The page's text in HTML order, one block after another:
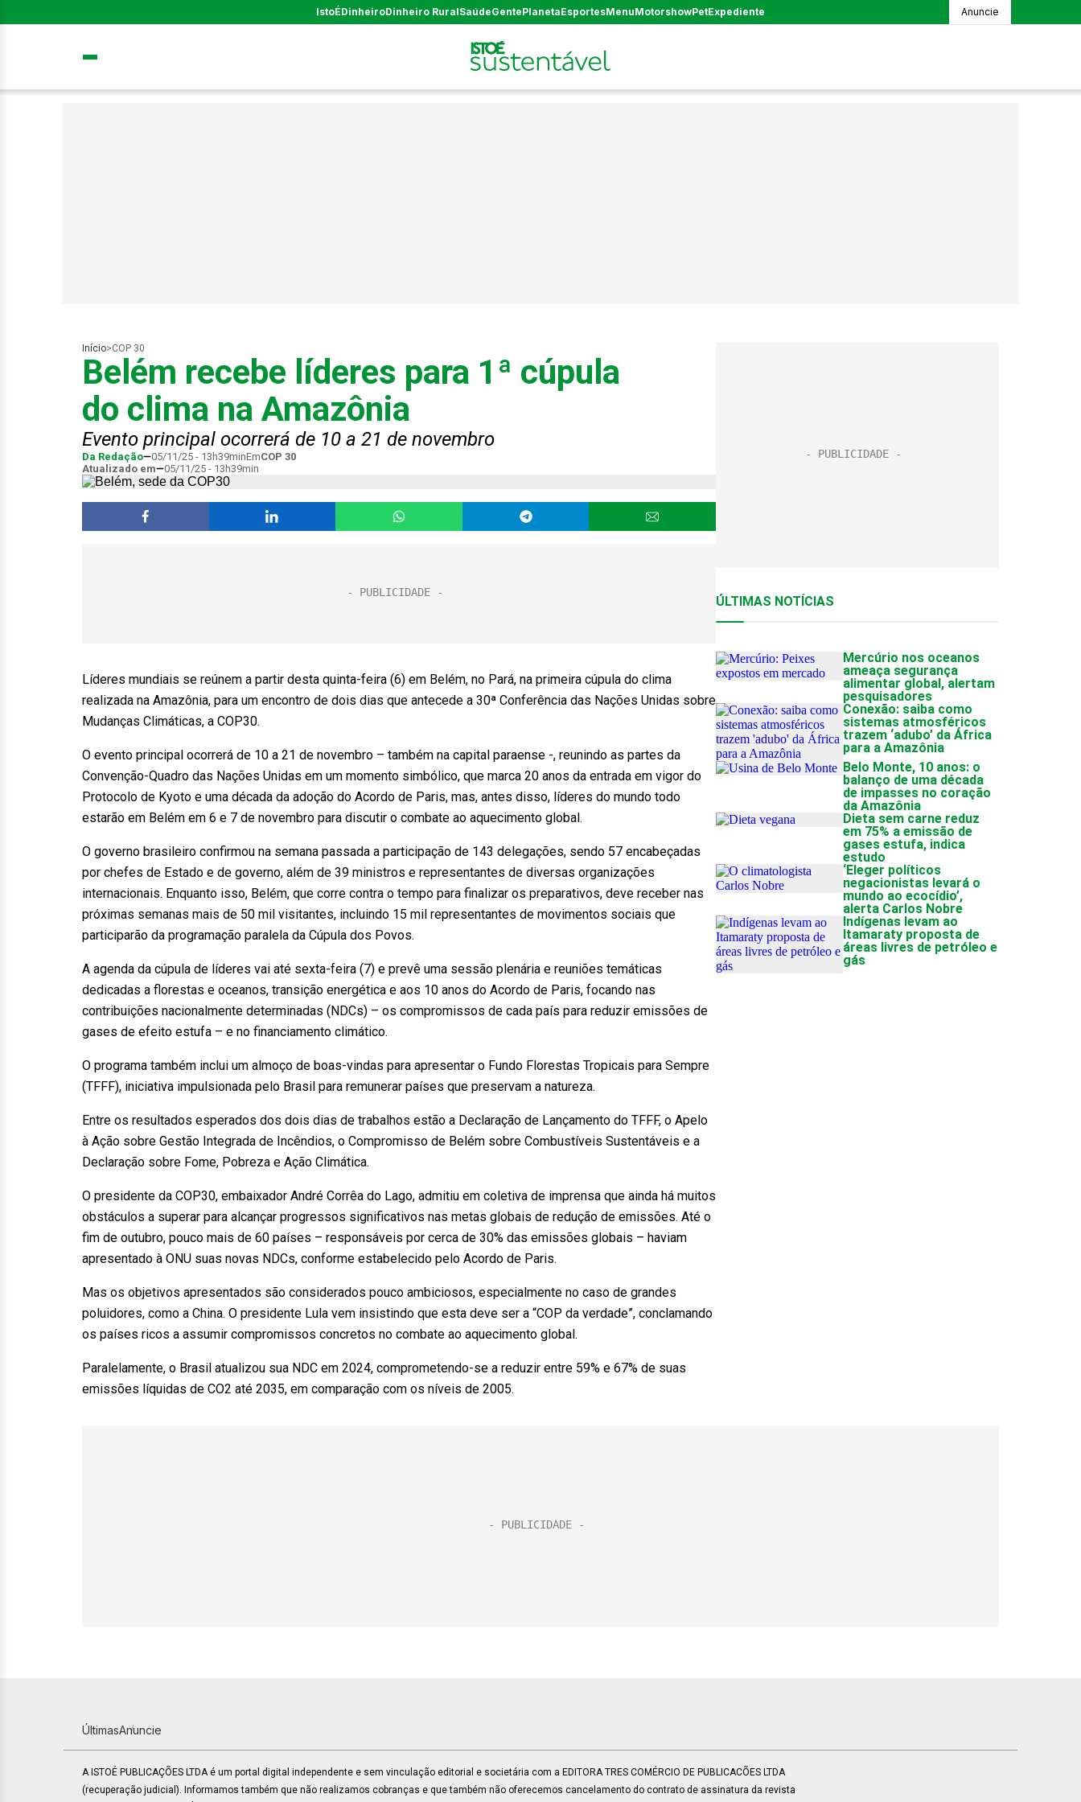
IstoÉDinheiroDinheiro RuralSaúdeGentePlanetaEsportesMenuMotorshowPetExpediente Anuncie
Início>COP 30
Belém recebe líderes para 1ª cúpula
do clima na Amazônia
Evento principal ocorrerá de 10 a 21 de novembro
Da Redação 05/11/25 - 13h39minEmCOP 30
Atualizado em
05/11/25 - 13h39min
Líderes mundiais se reúnem a partir desta quinta-feira (6) em Belém, no Pará, na primeira cúpula do clima
realizada na Amazônia, para um encontro de dois dias que antecede a 30ª Conferência das Nações Unidas sobre
Mudanças Climáticas, a COP30.
O evento principal ocorrerá de 10 a 21 de novembro – também na capital paraense -, reunindo as partes da
Convenção-Quadro das Nações Unidas em um momento simbólico, que marca 20 anos da entrada em vigor do
Protocolo de Kyoto e uma década da adoção do Acordo de Paris, mas, antes disso, líderes do mundo todo
estarão em Belém em 6 e 7 de novembro para discutir o combate ao aquecimento global.
O governo brasileiro confirmou na semana passada a participação de 143 delegações, sendo 57 encabeçadas
por chefes de Estado e de governo, além de 39 ministros e representantes de diversas organizações
internacionais. Enquanto isso, Belém, que corre contra o tempo para finalizar os preparativos, deve receber nas
próximas semanas mais de 50 mil visitantes, incluindo 15 mil representantes de movimentos sociais que
participarão da programação paralela da Cúpula dos Povos.
A agenda da cúpula de líderes vai até sexta-feira (7) e prevê uma sessão plenária e reuniões temáticas
dedicadas a florestas e oceanos, transição energética e aos 10 anos do Acordo de Paris, focando nas
contribuições nacionalmente determinadas (NDCs) – os compromissos de cada país para reduzir emissões de
gases de efeito estufa – e no financiamento climático.
O programa também inclui um almoço de boas-vindas para apresentar o Fundo Florestas Tropicais para Sempre
(TFFF), iniciativa impulsionada pelo Brasil para remunerar países que preservam a natureza.
Entre os resultados esperados dos dois dias de trabalhos estão a Declaração de Lançamento do TFFF, o Apelo
à Ação sobre Gestão Integrada de Incêndios, o Compromisso de Belém sobre Combustíveis Sustentáveis e a
Declaração sobre Fome, Pobreza e Ação Climática.
O presidente da COP30, embaixador André Corrêa do Lago, admitiu em coletiva de imprensa que ainda há muitos
obstáculos a superar para alcançar progressos significativos nas metas globais de redução de emissões. Até o
fim de outubro, pouco mais de 60 países – responsáveis por cerca de 30% das emissões globais – haviam
apresentado à ONU suas novas NDCs, conforme estabelecido pelo Acordo de Paris.
Mas os objetivos apresentados são considerados pouco ambiciosos, especialmente no caso de grandes
poluidores, como a China. O presidente Lula vem insistindo que esta deve ser a “COP da verdade”, conclamando
os países ricos a assumir compromissos concretos no combate ao aquecimento global.
Paralelamente, o Brasil atualizou sua NDC em 2024, comprometendo-se a reduzir entre 59% e 67% de suas
emissões líquidas de CO2 até 2035, em comparação com os níveis de 2005.
ÚltimasAnuncie
A ISTOÉ PUBLICAÇÕES LTDA é um portal digital independente e sem vinculação editorial e societária com a EDITORA TRES COMÉRCIO DE PUBLICACÕES LTDA
(recuperação judicial). Informamos também que não realizamos cobranças e que também não oferecemos cancelamento do contrato de assinatura da revista